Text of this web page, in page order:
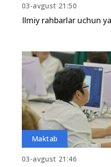
03-avgust 21:50
Ilmiy rahbarlar uchun
Maktab
03-avgust 21:46